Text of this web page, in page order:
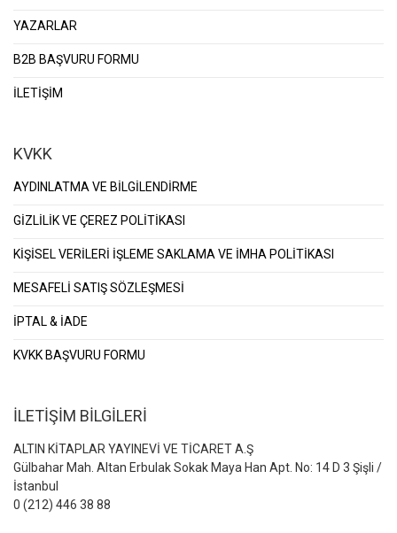
YAZARLAR
B2B BAŞVURU FORMU
İLETİŞİM
KVKK
AYDINLATMA VE BİLGİLENDİRME
GİZLİLİK VE ÇEREZ POLİTİKASI
KİŞİSEL VERİLERİ İŞLEME SAKLAMA VE İMHA POLİTİKASI
MESAFELİ SATIŞ SÖZLEŞMESİ
İPTAL & İADE
KVKK BAŞVURU FORMU
İLETİŞİM BİLGİLERİ
ALTIN KİTAPLAR YAYINEVİ VE TİCARET A.Ş
Gülbahar Mah. Altan Erbulak Sokak Maya Han Apt. No: 14 D 3 Şişli /
İstanbul
0 (212) 446 38 88